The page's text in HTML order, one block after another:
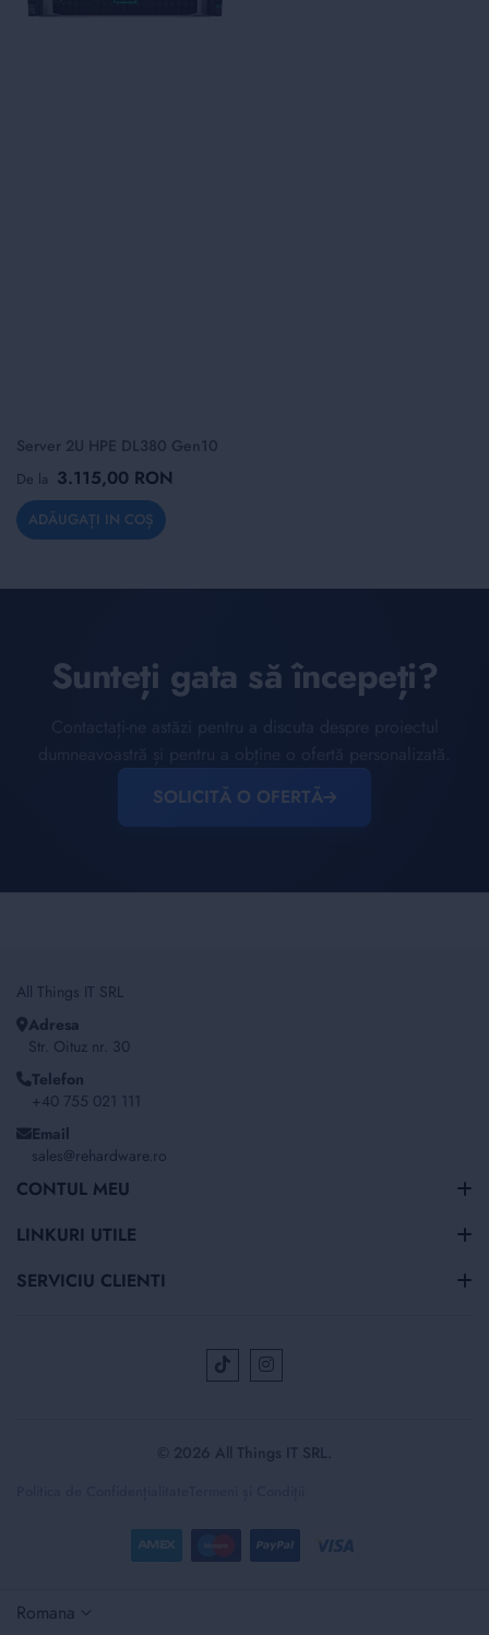
Server 2U HPE DL380 Gen10
De la 3.115,00 RON
ADĂUGAȚI IN COȘ
Sunteți gata să începeți?
SOLICITĂ O OFERTĂ
All Things IT SRL
Adresa
Str. Oituz nr. 30
Telefon
+40 755 021 111
Email
sales@rehardware.ro
CONTUL MEU
LINKURI UTILE
SERVICIU CLIENTI
© 2026 All Things IT SRL.
magazinul
Romana